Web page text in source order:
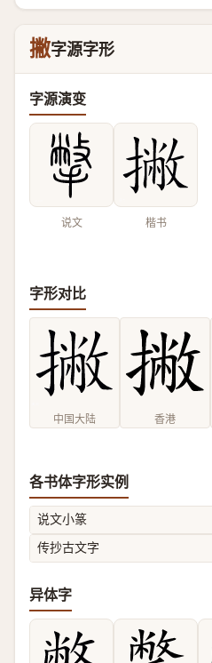
撇字源字形
字源演变
说文 楷书
字形对比
中国大陆 香港
各书体字形实例
说文小篆
传抄古文字
异体字